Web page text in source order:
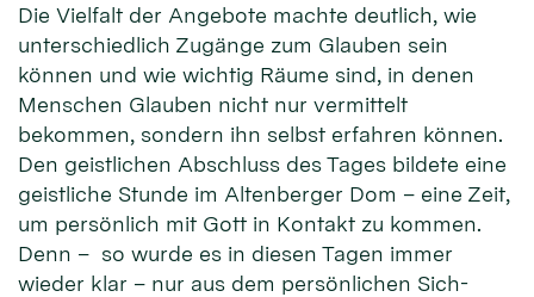
Die Vielfalt der Angebote machte deutlich, wie
unterschiedlich Zugänge zum Glauben sein
können und wie wichtig Räume sind, in denen
Menschen Glauben nicht nur vermittelt
bekommen, sondern ihn selbst erfahren können.
Den geistlichen Abschluss des Tages bildete eine
geistliche Stunde im Altenberger Dom – eine Zeit,
um persönlich mit Gott in Kontakt zu kommen.
Denn – so wurde es in diesen Tagen immer
wieder klar – nur aus dem persönlichen Sich-